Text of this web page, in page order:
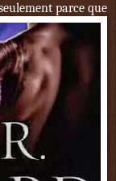
parce que